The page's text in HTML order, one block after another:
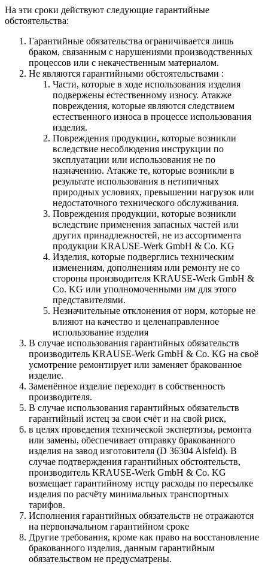
На эти сроки действуют следующие гарантийные
обстоятельства:
Гарантийные обязательства ограничивается лишь
браком, связанным с нарушениями производственных
процессов или с некачественным материалом.
Не являются гарантийными обстоятельствами :
Части, которые в ходе использования изделия
подвержены естественному износу. Атакже
повреждения, которые являются следствием
естественного износа в процессе использования
изделия.
Повреждения продукции, которые возникли
вследствие несоблюдения инструкции по
эксплуатации или использования не по
назначению. Атакже те, которые возникли в
результате использования в нетипичных
природных условиях, превышении нагрузок или
недостаточного технического обслуживания.
Повреждения продукции, которые возникли
вследствие применения запасных частей или
других принадлежностей, не из ассортимента
продукции KRAUSE-Werk GmbH & Со. KG
Изделия, которые подверглись техническим
изменениям, дополнениям или ремонту не со
стороны производителя KRAUSE-Werk GmbH &
Со. KG или уполномоченными им для этого
представителями.
Незначительные отклонения от норм, которые не
влияют на качество и целенаправленное
использование изделия
В случае использования гарантийных обязательств
производитель KRAUSE-Werk GmbH & Со. KG на своё
усмотрение ремонтирует или заменяет бракованное
изделие.
Заменённое изделие переходит в собственность
производителя.
В случае использования гарантийных обязательств
гарантийный истец за свои счёт и на свой риск,
в целях проведения технической экспертизы, ремонта
или замены, обеспечивает отправку бракованного
изделия на завод изготовителя (D 36304 Alsfeld). В
случае подтверждения гарантийных обстоятельств,
производитель KRAUSE-Werk GmbH & Со. KG
возмещает гарантийному истцу расходы по пересылке
изделия по расчёту минимальных транспортных
тарифов.
Исполнения гарантийных обязательств не отражаются
на первоначальном гарантийном сроке
Другие требования, кроме как право на восстановление
бракованного изделия, данным гарантийным
обязательством не предусматрены.